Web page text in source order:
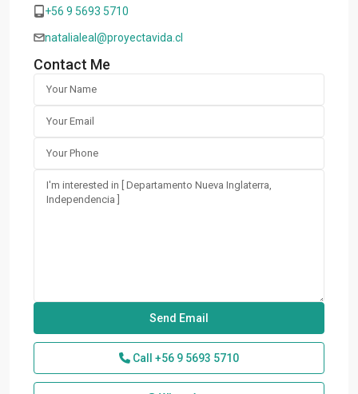
+56 9 5693 5710
natalialeal@proyectavida.cl
Contact Me
Call +56 9 5693 5710